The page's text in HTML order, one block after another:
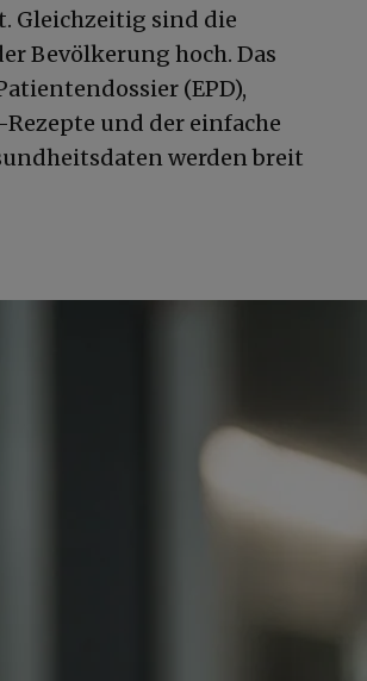
Gleichzeitig sind die
Bevölkerung hoch. Das
(EPD),
und der einfache
werden breit